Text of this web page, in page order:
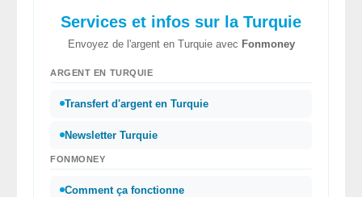
Services et infos sur la Turquie
Envoyez de l'argent en Turquie avec Fonmoney
ARGENT EN TURQUIE
Transfert d'argent en Turquie
Newsletter Turquie
FONMONEY
Comment ça fonctionne